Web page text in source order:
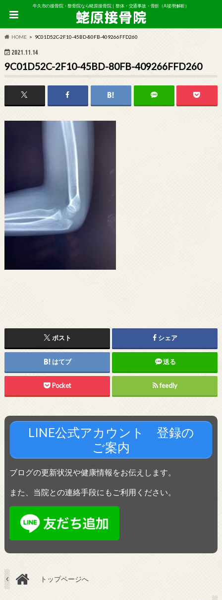
牛久市の接骨院・整骨院なら蛯原接骨院｜整体・交通事故・骨折（AI姿勢解析）
HOME 9C01D52C-2F10-45BD-80FB-409266FFD260
2021.11.14
9C01D52C-2F10-45BD-80FB-409266FFD260
ポスト シェア
はてブ 送る
Pocket feedly
LINE公式アカウント 登録の
ご案内
ブログの更新状況や健康情報をお伝えします。
また、当院との連絡手段にもご利用ください。
トップページへ